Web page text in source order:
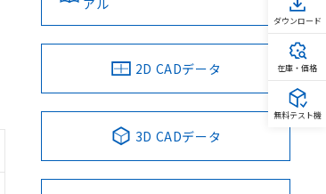
アル
2D CADデータ
3D CADデータ
ダウンロード
在庫・価格
無料テスト機